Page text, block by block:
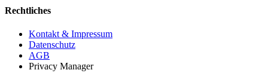
Rechtliches
Kontakt & Impressum
Datenschutz
AGB
Privacy Manager